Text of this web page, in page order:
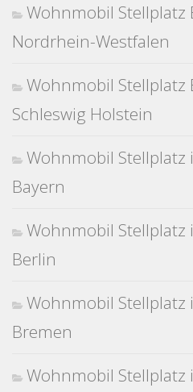
Wohnmobil Stellplatz
Nordrhein-Westfalen
Wohnmobil Stellplatz
Schleswig Holstein
Wohnmobil Stellplatz
Bayern
Wohnmobil Stellplatz
Berlin
Wohnmobil Stellplatz
Bremen
Wohnmobil Stellplatz